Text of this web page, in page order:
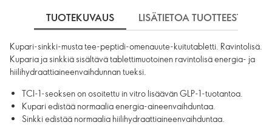
TUOTEKUVAUS LISÄTIETOA TUOTTEESTA
Kupari-sinkki-musta tee-peptidi-omenauute-kuitutabletti. Ravintolisä.
Kuparia ja sinkkiä sisältävä tablettimuotoinen ravintolisä energia- ja
hiilihydraattiaineenvaihdunnan tueksi.
TCI-1-seoksen on osoitettu in vitro lisäävän GLP-1-tuotantoa.
Kupari edistää normaalia energia-aineenvaihduntaa.
Sinkki edistää normaalia hiilihydraattiaineenvaihduntaa.